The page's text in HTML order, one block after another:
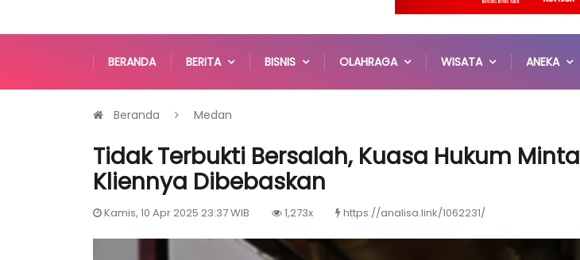
BERANDA BERITA BISNIS OLAHRAGA WISATA ANEKA
Beranda Medan
Tidak Terbukti Bersalah, Kuasa Hukum Minta
Kliennya Dibebaskan
Kamis, 10 Apr 2025 23:37 WIB 1,273x https://analisa.link/1062231/